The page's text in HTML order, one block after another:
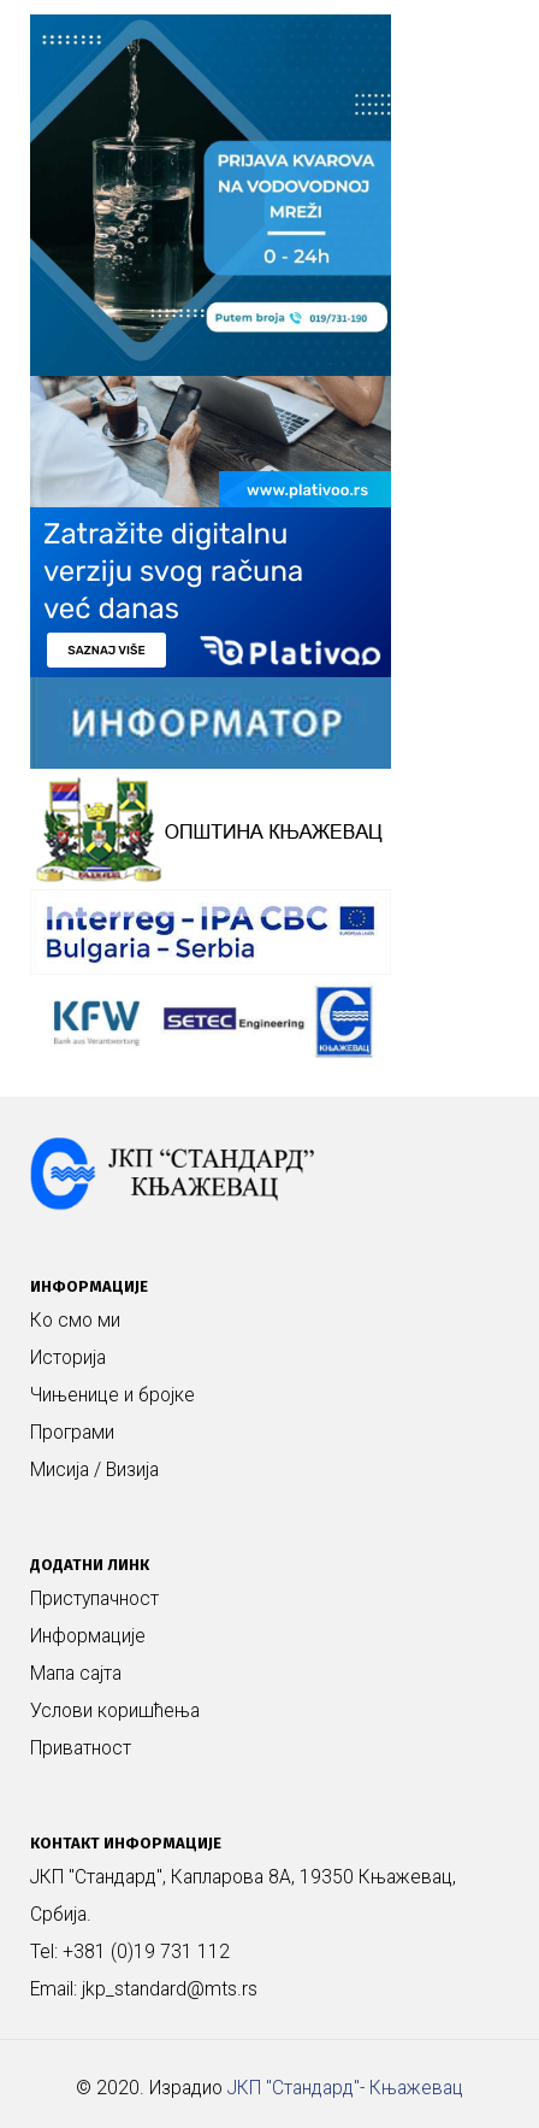
ИНФОРМАЦИЈЕ
Ко смо ми
Историја
Чињенице и бројке
Програми
Мисија / Визија
ДОДАТНИ ЛИНК
Приступачност
Информације
Мапа сајта
Услови коришћења
Приватност
КОНТАКТ ИНФОРМАЦИЈЕ
ЈКП "Стандард", Капларова 8А, 19350 Књажевац,
Србија.
Tel: +381 (0)19 731 112
Email: jkp_standard@mts.rs
© 2020. Израдио ЈКП "Стандард"- Књажевац